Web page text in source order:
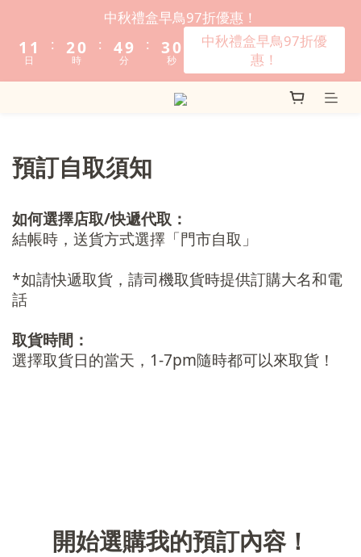
中秋禮盒早鳥97折優惠！
1
0
1
0
日
:
2
1
0
時
:
5
4
3
9
8
4
3
1
0
分
:
4
3
2
1
0
秒
中秋禮盒早鳥97折優
惠！
預訂自取須知
如何選擇店取/快遞代取：
結帳時，送貨方式選擇「門市自取」
*如請快遞取貨，請司機取貨時提供訂購大名和電
話
取貨時間：
選擇取貨日的當天，1-7pm隨時都可以來取貨！
開始選購我的預訂內容！